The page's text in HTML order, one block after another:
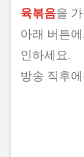
육볶음을
아래 버튼
인하세요.
방송 직후